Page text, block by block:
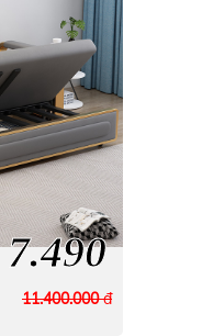
7.490
11.400.000đ